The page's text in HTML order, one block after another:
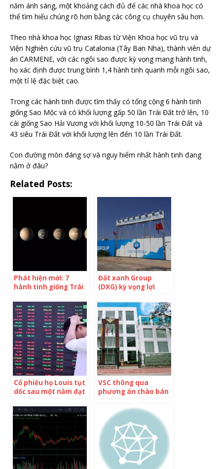
năm ánh sáng, một khoảng cách đủ để các nhà khoa học có
thể tìm hiểu chúng rõ hơn bằng các công cụ chuyên sâu hơn.
Theo nhà khoa học Ignasi Ribas từ Viện Khoa học vũ trụ và
Viện Nghiên cứu vũ trụ Catalonia (Tây Ban Nha), thành viên dự
án CARMENE, với các ngôi sao được kỳ vọng mang hành tinh,
họ xác định được trung bình 1,4 hành tinh quanh mỗi ngôi sao,
một tỉ lệ đặc biệt cao.
Trong các hành tinh được tìm thấy có tổng cộng 6 hành tinh
giống Sao Mộc và có khối lượng gấp 50 lần Trái Đất trở lên, 10
cái giống Sao Hải Vương với khối lượng 10-50 lần Trái Đất và
43 siêu Trái Đất với khối lượng lên đến 10 lần Trái Đất.
Con đường mòn đáng sợ và nguy hiểm nhất hành tinh đang
nằm ở đâu?
Related Posts:
Phát hiện mới: 7
hành tinh giống Trái
Đất xanh Group
(DXG) kỳ vọng lợi
tỷ đồng, không chia
cổ tức 2021
Cổ phiếu họ Louis tụt
dốc sau một năm đạt
VSC thông qua
phương án chào bán
2 nhà đầu tư chiến
lược